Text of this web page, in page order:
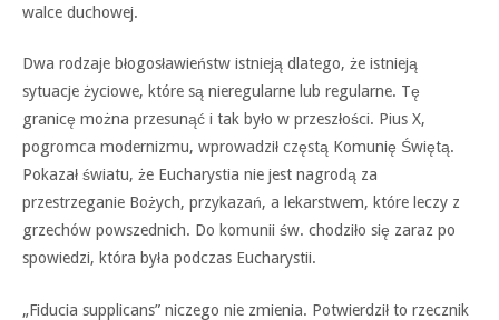
walce duchowej.
Dwa rodzaje błogosławieństw istnieją dlatego, że istnieją
sytuacje życiowe, które są nieregularne lub regularne. Tę
granicę można przesunąć i tak było w przeszłości. Pius X,
pogromca modernizmu, wprowadził częstą Komunię Świętą.
Pokazał światu, że Eucharystia nie jest nagrodą za
przestrzeganie Bożych, przykazań, a lekarstwem, które leczy z
grzechów powszednich. Do komunii św. chodziło się zaraz po
spowiedzi, która była podczas Eucharystii.
„Fiducia supplicans” niczego nie zmienia. Potwierdził to rzecznik